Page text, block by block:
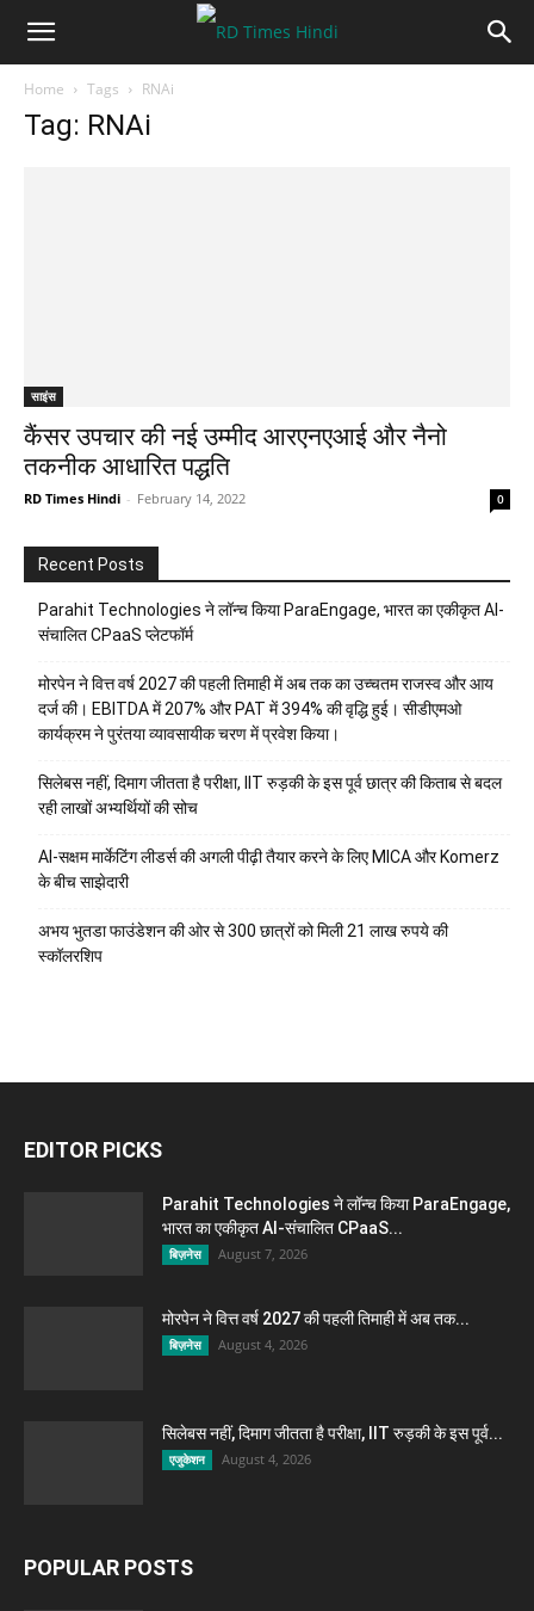
Home Tags RNAi
Tag: RNAi
साइंस
कैंसर उपचार की नई उम्मीद आरएनएआई और नैनो
तकनीक आधारित पद्धति
RD Times Hindi - February 14, 2022 0
Recent Posts
Parahit Technologies ने लॉन्च किया ParaEngage, भारत का एकीकृत AI-
संचालित CPaaS प्लेटफॉर्म
मोरपेन ने वित्त वर्ष 2027 की पहली तिमाही में अब तक का उच्चतम राजस्व और आय
दर्ज की। EBITDA में 207% और PAT में 394% की वृद्धि हुई। सीडीएमओ
कार्यक्रम ने पुरंतया व्यावसायीक चरण में प्रवेश किया।
सिलेबस नहीं, दिमाग जीतता है परीक्षा, IIT रुड़की के इस पूर्व छात्र की किताब से बदल
रही लाखों अभ्यर्थियों की सोच
AI-सक्षम मार्केटिंग लीडर्स की अगली पीढ़ी तैयार करने के लिए MICA और Komerz
के बीच साझेदारी
अभय भुतडा फाउंडेशन की ओर से 300 छात्रों को मिली 21 लाख रुपये की
स्कॉलरशिप
EDITOR PICKS
Parahit Technologies ने लॉन्च किया ParaEngage,
भारत का एकीकृत AI-संचालित CPaaS...
बिज़नेस August 7, 2026
मोरपेन ने वित्त वर्ष 2027 की पहली तिमाही में अब तक...
बिज़नेस August 4, 2026
सिलेबस नहीं, दिमाग जीतता है परीक्षा, IIT रुड़की के इस पूर्व...
एजुकेशन August 4, 2026
POPULAR POSTS